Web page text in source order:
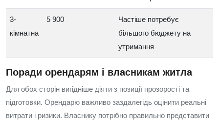
3-
кімнатна
5 900
Частіше потребує
більшого бюджету на
утримання
Поради орендарям і власникам житла
Для обох сторін вигідніше діяти з позиції прозорості та
підготовки. Орендарю важливо заздалегідь оцінити реальні
витрати і ризики. Власнику потрібно правильно представити